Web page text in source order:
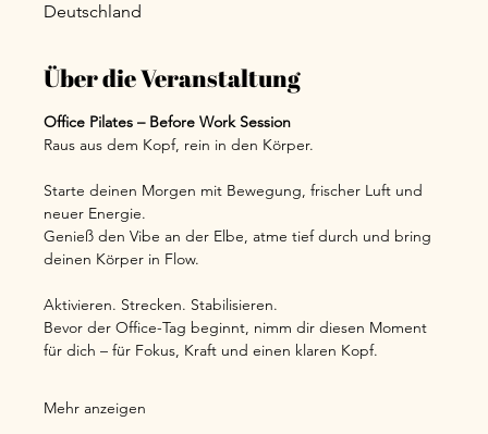
Deutschland
Über die Veranstaltung
Office Pilates – Before Work Session
Raus aus dem Kopf, rein in den Körper.
Starte deinen Morgen mit Bewegung, frischer Luft und
neuer Energie.
Genieß den Vibe an der Elbe, atme tief durch und bring
deinen Körper in Flow.
Aktivieren. Strecken. Stabilisieren.
Bevor der Office-Tag beginnt, nimm dir diesen Moment
für dich – für Fokus, Kraft und einen klaren Kopf.
Mehr anzeigen